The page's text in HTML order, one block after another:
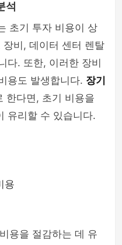
석
초기 투자 비용이 상
비, 데이터 센터 렌탈
다. 또한, 이러한 장비
용도 발생합니다. 장기
한다면, 초기 비용을
유리할 수 있습니다.
용
용을 절감하는 데 유